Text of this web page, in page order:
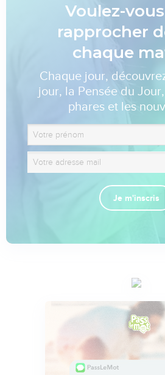
Voulez-
rapprocher
chaque
Chaque jour,
jour, la Pensée du
phares et les
Je m'inscris